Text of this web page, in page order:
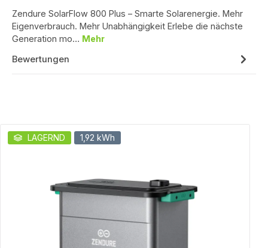
Zendure SolarFlow 800 Plus – Smarte Solarenergie. Mehr
Eigenverbrauch. Mehr Unabhängigkeit Erlebe die nächste
Generation mo… Mehr
Bewertungen
Produktgalerie überspringen
LAGERND 1,92 kWh